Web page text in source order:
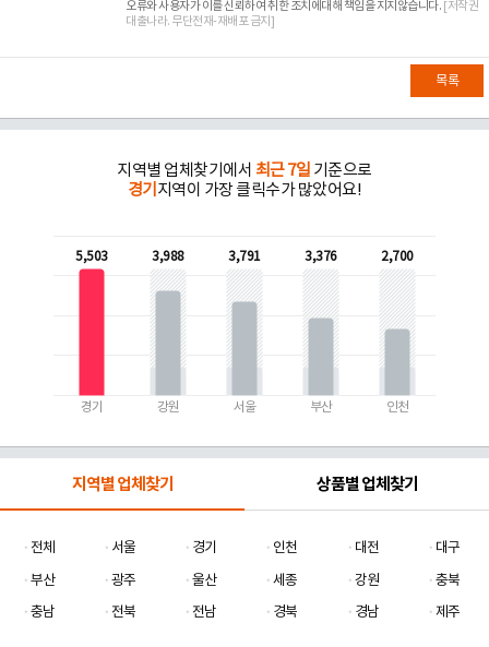
오류와 사용자가 이를 신뢰하여 취한 조치에대해 책임을 지지않습니다. [저작권
대출나라. 무단전재-재배포 금지]
목록
지역별 업체찾기에서 최근 7일 기준으로
경기 지역이 가장 클릭수가 많았어요!
5,503
경기
3,988
강원
3,791
서울
3,376
부산
2,700
인천
지역별 업체찾기 상품별 업체찾기
전체 서울 경기 인천 대전
대구
부산
광주 울산 세종 강원
충북
충남
전북 전남 경북 경남 제주